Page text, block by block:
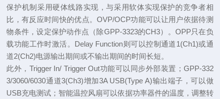
保护机制采用硬体线路实现，与采用软体实现保护的竞争者相
比，有反应时间快的优点。OVP/OCP功能可以让用户依据待测
物条件，设定保护动作点（除GPP-3323的CH3）。OPP只在负
载功能工作时激活。Delay Function则可以控制通道1(Ch1)或通
道2(Ch2)电源输出期间或不输出期间的时间长短。
此外，Trigger In/ Trigger Out功能可以同步外部装置；GPP-332
3/3060/6030通道3(Ch3)增加3A USB(Type A)输出端子，可以做
USB充电测试；智能温控风扇可以依据功率器件的温度，调整转